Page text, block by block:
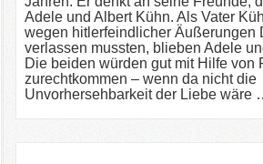
Adele und Albert Kühn. Als Vater
wegen hitlerfeindlicher Äußerungen
verlassen mussten, blieben Adele
Die beiden würden gut mit Hilfe von
zurechtkommen – wenn da nicht die
Unvorhersehbarkeit der Liebe wäre